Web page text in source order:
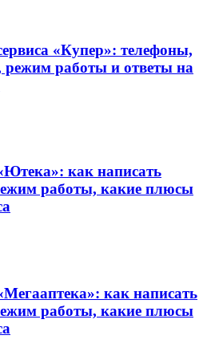
«Купер»: телефоны,
работы и ответы на
как написать
работы, какие плюсы
как написать
работы, какие плюсы